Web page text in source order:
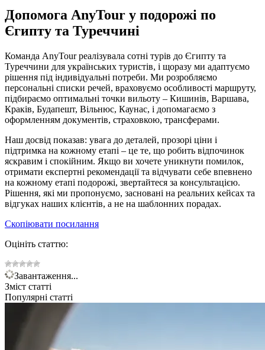
Допомога AnyTour у подорожі по
Єгипту та Туреччині
Команда AnyTour реалізувала сотні турів до Єгипту та
Туреччини для українських туристів, і щоразу ми адаптуємо
рішення під індивідуальні потреби. Ми розробляємо
персональні списки речей, враховуємо особливості маршруту,
підбираємо оптимальні точки вильоту – Кишинів, Варшава,
Краків, Будапешт, Вільнюс, Каунас, і допомагаємо з
оформленням документів, страховкою, трансферами.
Наш досвід показав: увага до деталей, прозорі ціни і
підтримка на кожному етапі – це те, що робить відпочинок
яскравим і спокійним. Якщо ви хочете уникнути помилок,
отримати експертні рекомендації та відчувати себе впевнено
на кожному етапі подорожі, звертайтеся за консультацією.
Рішення, які ми пропонуємо, засновані на реальних кейсах та
відгуках наших клієнтів, а не на шаблонних порадах.
Скопіювати посилання
Оцініть статтю:
Завантаження...
Зміст статті
Популярні статті